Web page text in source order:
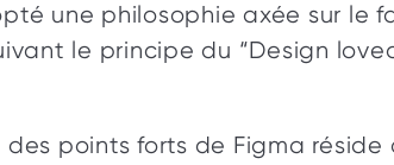
une philosophie axée sur le
le principe du “Design
des points forts de Figma